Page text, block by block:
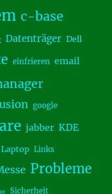
c-base
Datenträger Dell
einfrieren email
google
jabber KDE
Laptop Links
Probleme
Sicherheit